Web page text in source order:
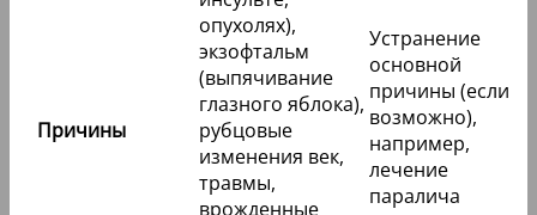
Причины
опухолях),
экзофтальм
(выпячивание
глазного яблока),
рубцовые
изменения век,
травмы,
врожденные
Устранение
основной
причины (если
возможно),
например,
лечение
паралича